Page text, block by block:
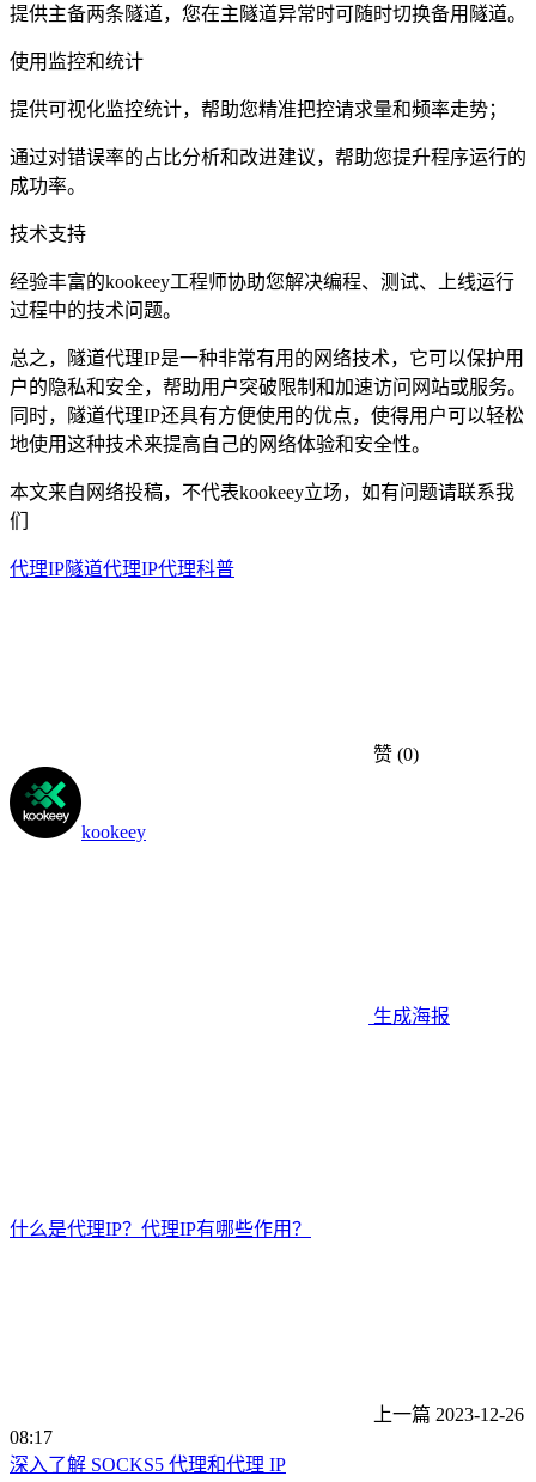
提供主备两条隧道，您在主隧道异常时可随时切换备用隧道。
使用监控和统计
提供可视化监控统计，帮助您精准把控请求量和频率走势；
通过对错误率的占比分析和改进建议，帮助您提升程序运行的
成功率。
技术支持
经验丰富的kookeey工程师协助您解决编程、测试、上线运行
过程中的技术问题。
总之，隧道代理IP是一种非常有用的网络技术，它可以保护用
户的隐私和安全，帮助用户突破限制和加速访问网站或服务。
同时，隧道代理IP还具有方便使用的优点，使得用户可以轻松
地使用这种技术来提高自己的网络体验和安全性。
本文来自网络投稿，不代表kookeey立场，如有问题请联系我
们
代理IP隧道代理IP代理科普
赞 (0)
kookeey
生成海报
什么是代理IP？代理IP有哪些作用？
上一篇 2023-12-26
08:17
深入了解 SOCKS5 代理和代理 IP